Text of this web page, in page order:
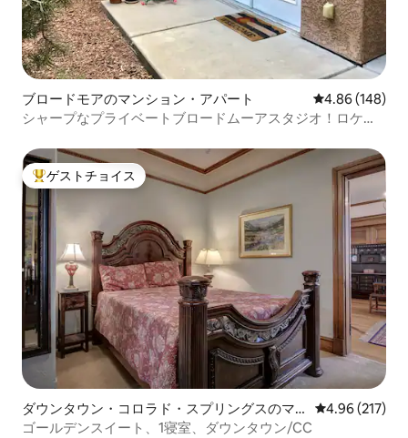
ブロードモアのマンション・アパート レビュー148
4.86 (148)
シャープなプライベートブロードムーアスタジオ！ロケー
大好評のゲストチョイスです。
ゲストチョイス
ダウンタウン・コロラド・スプリングスのマ
ンション・アパート
レビュー217
4.96 (217)
ゴールデンスイート、1寝室、ダウンタウン/CC